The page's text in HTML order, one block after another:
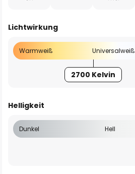
Lichtwirkung
Warmweiß Universalweiß
2700 Kelvin
Helligkeit
Dunkel Hell